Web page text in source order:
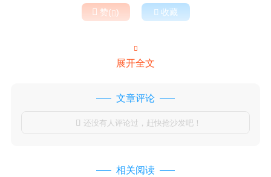
 赞()  收藏

展开全文
文章评论
 还没有人评论过，赶快抢沙发吧！
相关阅读